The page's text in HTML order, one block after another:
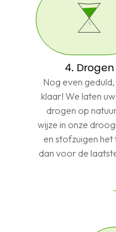
4. Drogen
Nog even geduld,
klaar! We laten
drogen op
wijze in onze
en stofzuigen het
dan voor de